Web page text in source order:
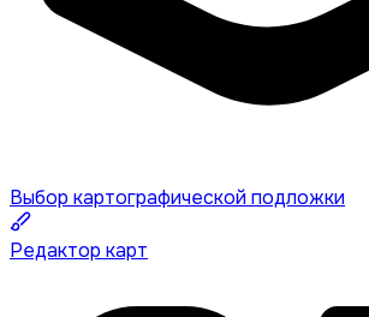
Выбор картографической подложки
Редактор карт